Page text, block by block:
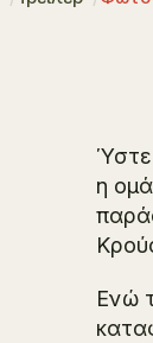
η
Ενώ